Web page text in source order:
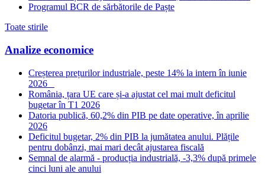
Programul BCR de sărbătorile de Paște
Toate stirile
Analize economice
Creșterea prețurilor industriale, peste 14% la intern în iunie
2026
România, țara UE care și-a ajustat cel mai mult deficitul
bugetar în T1 2026
Datoria publică, 60,2% din PIB pe date operative, în aprilie
2026
Deficitul bugetar, 2% din PIB la jumătatea anului. Plățile
pentru dobânzi, mai mari decât ajustarea fiscală
Semnal de alarmă - producția industrială, -3,3% după primele
cinci luni ale anului